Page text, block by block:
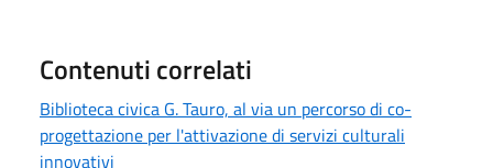
Contenuti correlati
Biblioteca civica G. Tauro, al via un percorso di co-
progettazione per l'attivazione di servizi culturali
innovativi